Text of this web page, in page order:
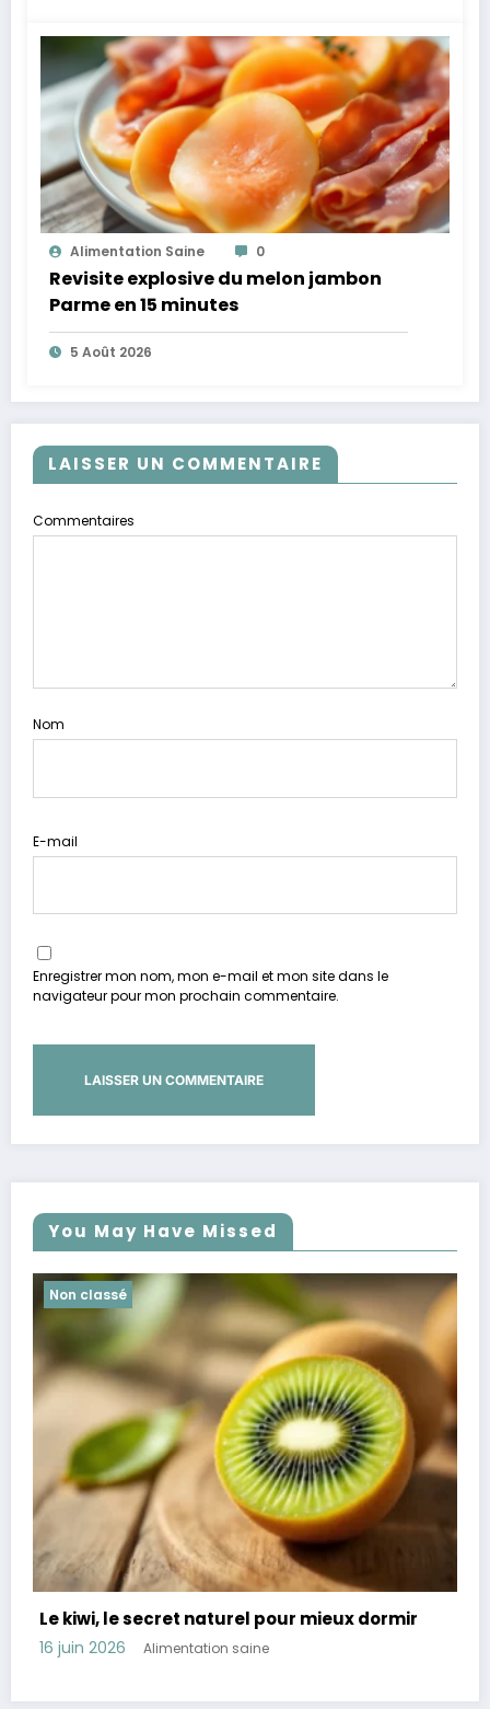
Alimentation Saine 0
Revisite explosive du melon jambon
Parme en 15 minutes
5 Août 2026
LAISSER UN COMMENTAIRE
Commentaires
Nom
E-mail
Enregistrer mon nom, mon e-mail et mon site dans le
navigateur pour mon prochain commentaire.
You May Have Missed
Non classé
Révélation : 45 % des Français souffrent de
troubles digestifs comment les éviter